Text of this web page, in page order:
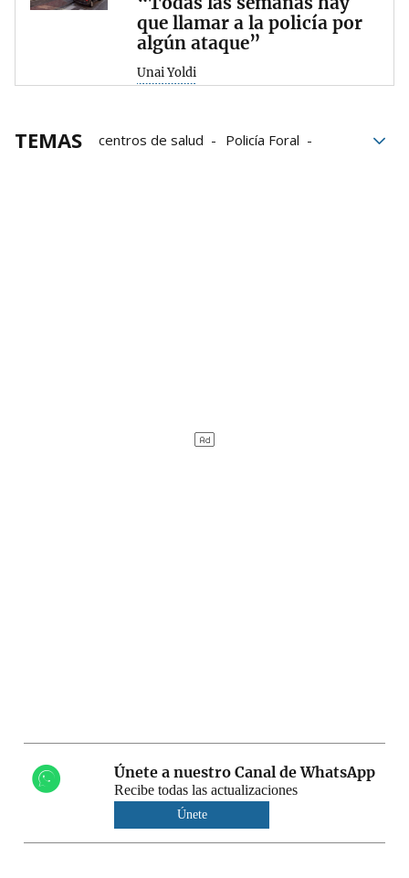
que llamar a la policía por
algún ataque”
Unai Yoldi
TEMAS centros de salud
Policía Foral
Únete a nuestro Canal de WhatsApp
Recibe todas las actualizaciones
Únete